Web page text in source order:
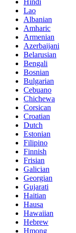
Hindi
Lao
Albanian
Amharic
Armenian
Azerbaijani
Belarusian
Bengali
Bosnian
Bulgarian
Cebuano
Chichewa
Corsican
Croatian
Dutch
Estonian
Filipino
Finnish
Frisian
Galician
Georgian
Gujarati
Haitian
Hausa
Hawaiian
Hebrew
Hmong